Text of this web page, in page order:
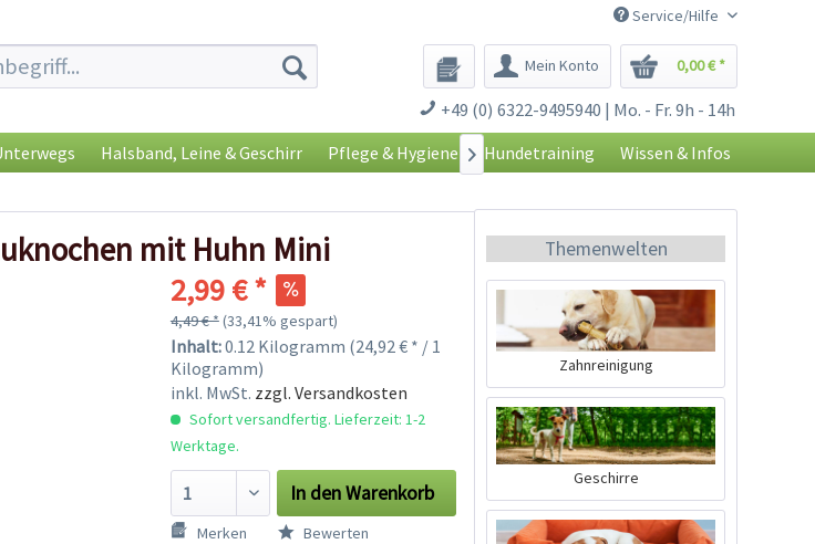
Service/Hilfe
Mein Konto 0,00 € *
+49 (0) 6322-9495940 | Mo. - Fr. 9h - 14h
Halsband, Leine & Geschirr Pflege & Hygiene Hundetraining Wissen & Infos

mit Huhn Mini
2,99 € *
4,49 € *(33,41% gespart)
Inhalt:0.12 Kilogramm (24,92 € * / 1
Kilogramm)
inkl. MwSt. zzgl. Versandkosten
Sofort versandfertig. Lieferzeit: 1-2
Werktage.
In den Warenkorb
Merken Bewerten
Themenwelten
Zahnreinigung
Geschirre